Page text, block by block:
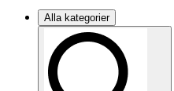
Alla kategorier